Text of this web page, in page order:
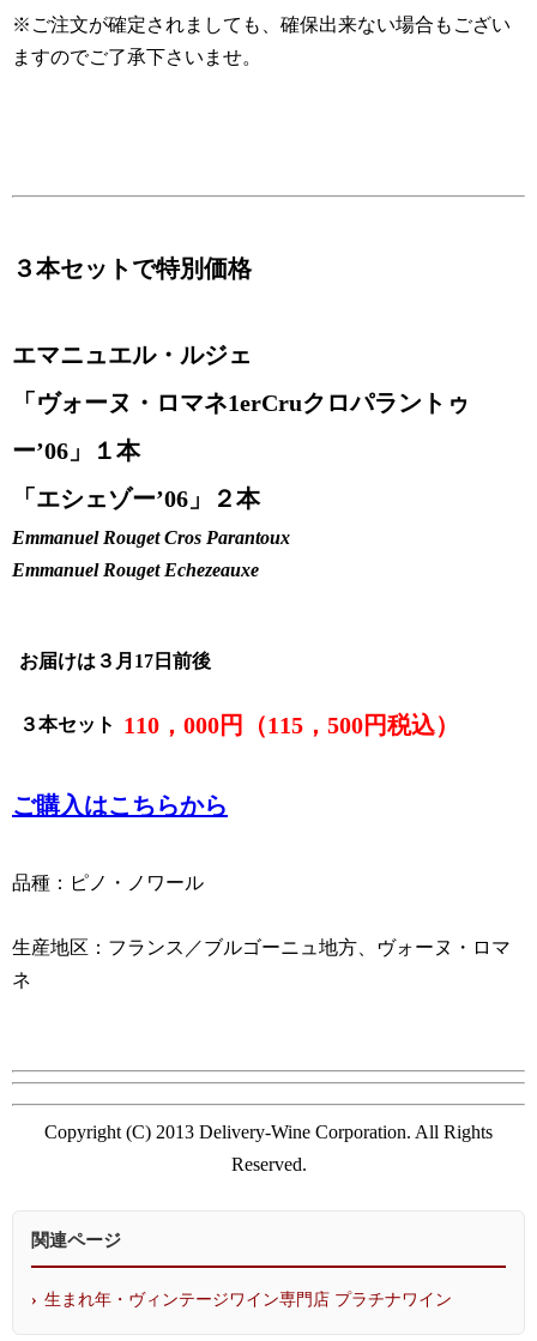
※ご注文が確定されましても、確保出来ない場合もござい
ますのでご了承下さいませ。
３本セットで特別価格
エマニュエル・ルジェ
「ヴォーヌ・ロマネ1erCruクロパラントゥ
ー’06 」１本
「エシェゾー’06」２本
Emmanuel Rouget Cros Parantoux
Emmanuel Rouget Echezeauxe
お届けは３月17日前後
３本セット 110，000円（115，500円税込）
ご購入はこちらから
品種：ピノ・ノワール
生産地区：フランス／ブルゴーニュ地方、ヴォーヌ・ロマ
ネ
Copyright (C) 2013 Delivery-Wine Corporation. All Rights
Reserved.
関連ページ
生まれ年・ヴィンテージワイン専門店 プラチナワイン